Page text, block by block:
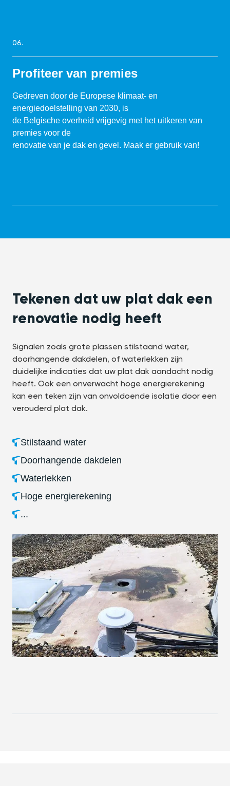
06.
Profiteer van premies
Gedreven door de Europese klimaat- en
energiedoelstelling van 2030, is
de Belgische overheid vrijgevig met het uitkeren van
premies voor de
renovatie van je dak en gevel. Maak er gebruik van!
Tekenen dat uw plat dak een
renovatie nodig heeft
Signalen zoals grote plassen stilstaand water,
doorhangende dakdelen, of waterlekken zijn
duidelijke indicaties dat uw plat dak aandacht nodig
heeft. Ook een onverwacht hoge energierekening
kan een teken zijn van onvoldoende isolatie door een
verouderd plat dak.
Stilstaand water
Doorhangende dakdelen
Waterlekken
Hoge energierekening
...